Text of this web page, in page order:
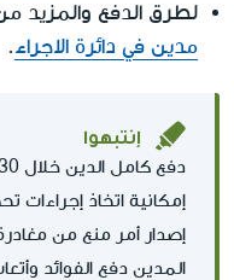
لطرق الدفع والمزيد
مدين في دائرة الاجراء.
إنتبهوا
دفع كامل الدين خلال 30 يومًا من يوم تلقي
إمكانية اتخاذ
إصدار أمر منع من
المدين دفع الفوائد